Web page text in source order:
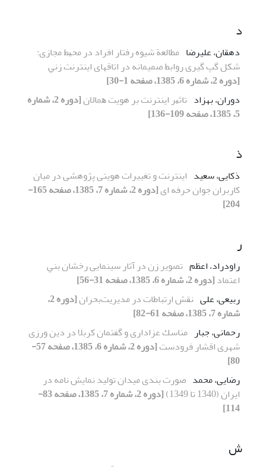
د
دهقان، علیرضا ﻣﻄﺎﻟﻌﺔ شیوه رﻓﺘﺎر اﻓﺮاد در ﻣﺤﻴﻂ ﻣﺠﺎزی:
ﺷﻜﻞ ﮔﭗ گیری رواﺑﻂ صمیمانه در اتاقهای اﻳﻨﺘﺮﻧﺖ زﻧﻲ
[دوره 2، شماره 6، 1385، صفحه 1-30]
دوران، بهزاد ﺗﺎﺛﻴﺮ اﻳﻨﺘﺮﻧﺖ ﺑﺮ هویت ﻫﻤﺎﻻن
[دوره 2، شماره
5، 1385، صفحه 109-136]
ذ
ذکایی، سعید اﻳﻨﺘﺮﻧﺖ و تغییرات هویتی پژوهشی در میان
ﻛﺎرﺑﺮان ﺟﻮان ﺣﺮﻓﻪ ای
[دوره 2، شماره 7، 1385، صفحه 165-
204]
ر
راودراد، اعظم ﺗﺼﻮﻳﺮ زن در آﺛﺎر سینمایی رﺧﺸﺎن ﺑﻨﻲ
اﻋﺘﻤﺎد[دوره 2، شماره 6، 1385، صفحه 31-56]
ربیعی، علی ﻧﻘﺶ ارﺗﺒﺎﻃﺎت در ﻣﺪﻳﺮﻳﺖﺑﺤﺮان
[دوره 2،
شماره 7، 1385، صفحه 61-82]
رحمانی، جبار ﻣﻨﺎﺳﻚ ﻋﺰاداری و ﮔﻔﺘﻤﺎن ﻛﺮﺑﻼ در دﻳﻦ ورزی
شهری اﻗﺸﺎر ﻓﺮودﺳﺖ
[دوره 2، شماره 6، 1385، صفحه 57-
80]
رضایی، محمد صورت بندی میدان تولید نمایش نامه در
ایران (1340 تا 1349)
[دوره 2، شماره 7، 1385، صفحه 83-
114]
ش